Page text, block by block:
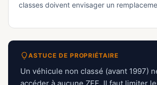
classes doivent envisager un
ASTUCE DE PROPRIÉTAIRE
Un véhicule non classé (avant 1997)